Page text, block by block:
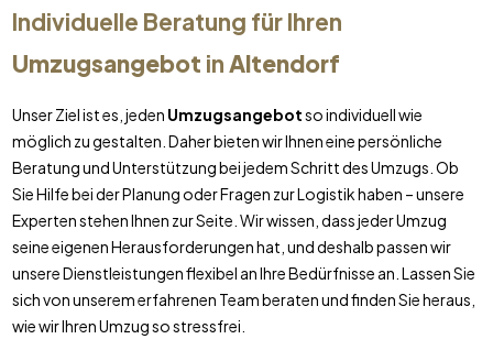
Individuelle Beratung für Ihren
Umzugsangebot inAltendorf
Unser Ziel ist es, jeden Umzugsangebotso individuell wie
möglich zu gestalten. Daher bieten wir Ihnen eine persönliche
Beratung und Unterstützung bei jedem Schritt des Umzugs. Ob
Sie Hilfe bei der Planung oder Fragen zur Logistik haben – unsere
Experten stehen Ihnen zur Seite. Wir wissen, dass jeder Umzug
seine eigenen Herausforderungen hat, und deshalb passen wir
unsere Dienstleistungen flexibel an Ihre Bedürfnisse an. Lassen Sie
sich von unserem erfahrenen Team beraten und finden Sie heraus,
wie wir Ihren Umzug so stressfrei.